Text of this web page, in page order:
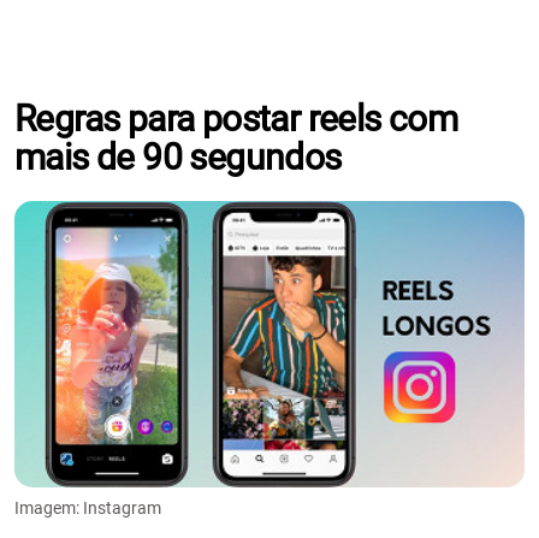
Regras para postar reels com
mais de 90 segundos
Imagem: Instagram